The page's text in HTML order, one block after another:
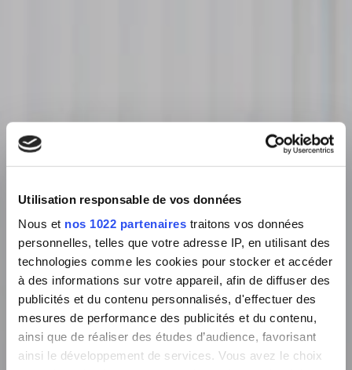
Utilisation responsable de vos données
Nous et nos 1022 partenaires traitons vos données
personnelles, telles que votre adresse IP, en utilisant des
technologies comme les cookies pour stocker et accéder
à des informations sur votre appareil, afin de diffuser des
publicités et du contenu personnalisés, d'effectuer des
mesures de performance des publicités et du contenu,
ainsi que de réaliser des études d’audience, favorisant
ainsi le développement de services. Vous avez le choix
Nos réalisations
L’ensemble de nos réalisations, disponible